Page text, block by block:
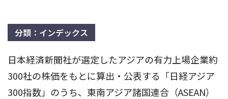
分類：インデックス
日本経済新聞社が選定したアジアの有力上場企業約
300社の株価をもとに算出・公表する「日経アジア
300指数」のうち、東南アジア諸国連合（ASEAN）